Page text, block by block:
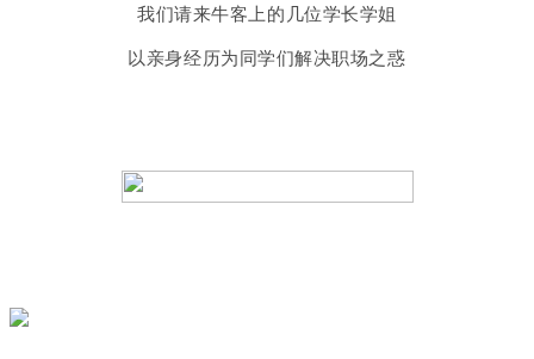
我们请来牛客上的几位学长学姐
以亲身经历为同学们解决职场之惑